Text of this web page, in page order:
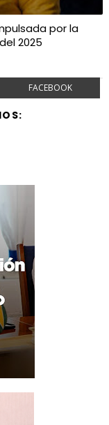
por la
2025
FACEBOOK